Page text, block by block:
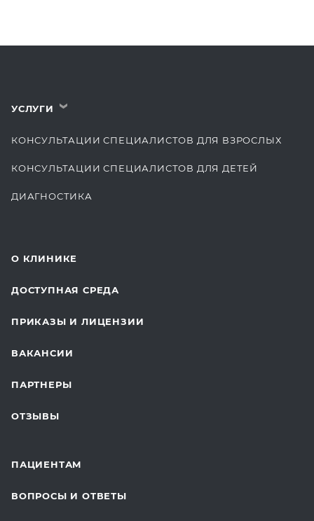
УСЛУГИ ›
КОНСУЛЬТАЦИИ СПЕЦИАЛИСТОВ ДЛЯ ВЗРОСЛЫХ
КОНСУЛЬТАЦИИ СПЕЦИАЛИСТОВ ДЛЯ ДЕТЕЙ
ДИАГНОСТИКА
ЛАБОРАТОРНЫЕ ИССЛЕДОВАНИЯ
О КЛИНИКЕ
ДОСТУПНАЯ СРЕДА
ПРИКАЗЫ И ЛИЦЕНЗИИ
ВАКАНСИИ
ПАРТНЕРЫ
ОТЗЫВЫ
ПАЦИЕНТАМ
ВОПРОСЫ И ОТВЕТЫ